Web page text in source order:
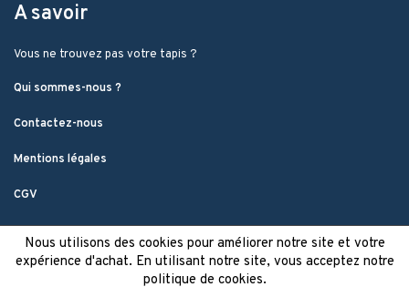
A savoir
Vous ne trouvez pas votre tapis ?
Qui sommes-nous ?
Contactez-nous
Mentions légales
CGV
Nous utilisons des cookies pour améliorer notre site et votre
expérience d'achat. En utilisant notre site, vous acceptez notre
politique de cookies.